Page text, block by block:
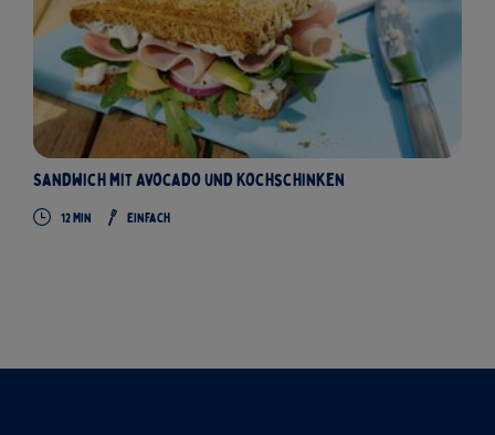
Sandwich mit Avocado und Kochschinken
12 Min Einfach